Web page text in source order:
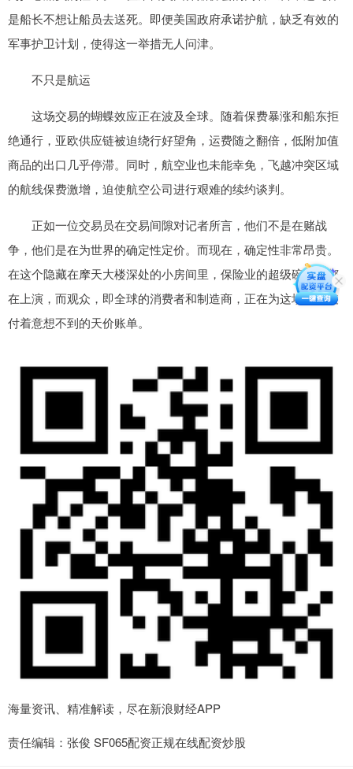
是船长不想让船员去送死。即便美国政府承诺护航，缺乏有效的
军事护卫计划，使得这一举措无人问津。
不只是航运
这场交易的蝴蝶效应正在波及全球。随着保费暴涨和船东拒
绝通行，亚欧供应链被迫绕行好望角，运费随之翻倍，低附加值
商品的出口几乎停滞。同时，航空业也未能幸免，飞越冲突区域
的航线保费激增，迫使航空公司进行艰难的续约谈判。
正如一位交易员在交易间隙对记者所言，他们不是在赌战
争，他们是在为世界的确定性定价。而现在，确定性非常昂贵。
在这个隐藏在摩天大楼深处的小房间里，保险业的超级碗每天都
在上演，而观众，即全球的消费者和制造商，正在为这场派对支
付着意想不到的天价账单。
海量资讯、精准解读，尽在新浪财经APP
责任编辑：张俊 SF065配资正规在线配资炒股